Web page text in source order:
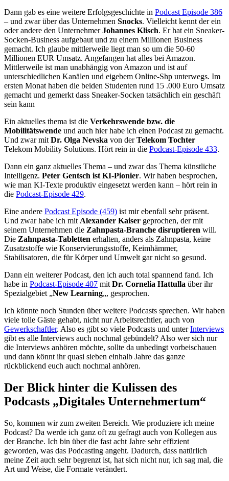
Dann gab es eine weitere Erfolgsgeschichte in Podcast Episode 386
– und zwar über das Unternehmen Snocks. Vielleicht kennt der ein
oder andere den UnternehmerJohannes Klisch. Er hat ein Sneaker-
Socken-Business aufgebaut und zu einem Millionen Business
gemacht. Ich glaube mittlerweile liegt man so um die 50-60
Millionen EUR Umsatz. Angefangen hat alles bei Amazon.
Mittlerweile ist man unabhängig von Amazon und ist auf
unterschiedlichen Kanälen und eigebem Online-Shp unterwegs. Im
ersten Monat haben die beiden Studenten rund 15 .000 Euro Umsatz
gemacht und gemerkt dass Sneaker-Socken tatsächlich ein geschäft
sein kann
Ein aktuelles thema ist die Verkehrswende bzw. die
Mobilitätswende und auch hier habe ich einen Podcast zu gemacht.
Und zwar mit Dr. Olga Nevska von derTelekom Tochter
Telekom Mobility Solutions. Hört rein in die Podcast-Episode 433.
Dann ein ganz aktuelles Thema – und zwar das Thema künstliche
Intelligenz. Peter Gentsch ist KI-Pionier. Wir haben besprochen,
wie man KI-Texte produktiv eingesetzt werden kann – hört rein in
die Podcast-Episode 429.
Eine andere Podcast Episode (459) ist mir ebenfall sehr präsent.
Und zwar habe ich mit Alexander Kaiser geprochen, der mit
seinem Unternehmen die Zahnpasta-Branche disruptieren will.
Die Zahnpasta-Tabletten erhalten, anders als Zahnpasta, keine
Zusatzstoffe wie Konservierungsstoffe, Keimhämmer,
Stabilisatoren, die für Körper und Umwelt gar nicht so gesund.
Dann ein weiterer Podcast, den ich auch total spannend fand. Ich
habe in Podcast-Episode 407 mit Dr. Cornelia Hattulla über ihr
Spezialgebiet „New Learning„, gesprochen.
Ich könnte noch Stunden über weitere Podcasts sprechen. Wir haben
viele tolle Gäste gehabt, nicht nur Arbeitsrechtler, auch von
Gewerkschaftler. Also es gibt so viele Podcasts und unterInterviews
gibt es alle Interviews auch nochmal gebündelt? Also wer sich nur
die Interviews anhören möchte, sollte da unbedingt vorbeischauen
und dann könnt ihr quasi sieben einhalb Jahre das ganze
rückblickend euch auch nochmal anhören.
Der Blick hinter die Kulissen des
Podcasts „Digitales Unternehmertum“
So, kommen wir zum zweiten Bereich. Wie produziere ich meine
Podcast? Da werde ich ganz oft zu gefragt auch von Kollegen aus
der Branche. Ich bin über die fast acht Jahre sehr effizient
geworden, was das Podcasting angeht. Dadurch, dass natürlich
meine Zeit auch sehr begrenzt ist, hat sich nicht nur, ich sag mal, die
Art und Weise, die Formate verändert.